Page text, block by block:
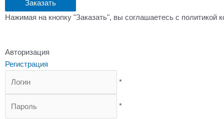
Заказать
Нажимая на кнопку "Заказать", вы соглашаетесь с политикой
Авторизация
Регистрация
*
*